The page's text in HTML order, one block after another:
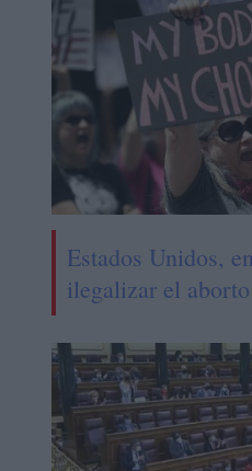
Estados Unidos,
ilegalizar el aborto